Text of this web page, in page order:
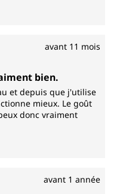
avant 11 mois
bien.
et depuis que j'utilise
mieux. Le goût
donc vraiment
avant 1 année